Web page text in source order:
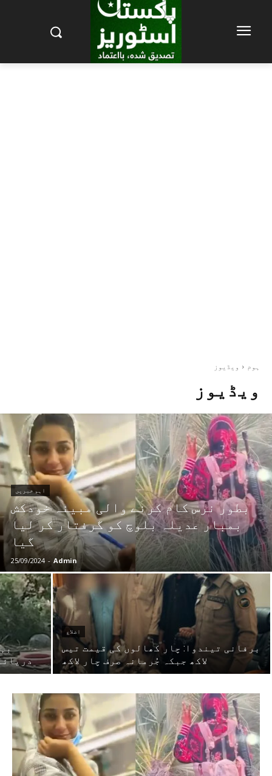
ہوم ویڈیوز
ویڈیوز
اہم خبریں
بطور نرس کام کرنے والی مبینہ خودکش
بمبار عدیلہ بلوچ کو گرفتار کر لیا
گیا
Admin
-
25/09/2024
اضلاع
برفانی تیندوا: چار کھالوں کی قیمت تیس
لاکھ جبکہ جُرمانہ صرف چار لاکھ